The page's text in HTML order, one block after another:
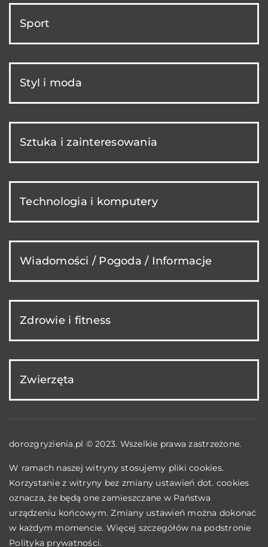
Sport
Styl i moda
Sztuka i zainteresowania
Technologia i komputery
Wiadomości / Pogoda / Informacje
Zdrowie i fitness
Zwierzęta
dorozgryzienia.pl © 2023. Wszelkie prawa zastrzeżone.
W ramach naszej witryny stosujemy pliki cookies.
Korzystanie z witryny bez zmiany ustawień dot. cookies
oznacza, że będą one zamieszczane w Państwa
urządzeniu końcowym. Zmiany ustawień można dokonać
w każdym momencie. Więcej szczegółów na podstronie
Polityka prywatności.